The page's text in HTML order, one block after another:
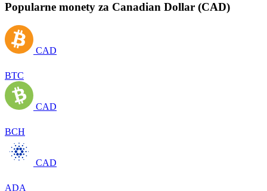
Popularne monety za Canadian Dollar (CAD)
CAD
BTC
CAD
BCH
CAD
ADA